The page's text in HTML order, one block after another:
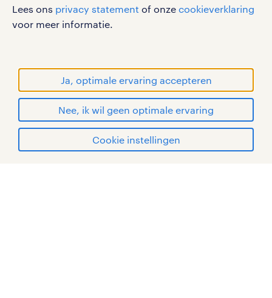
Lees ons privacy statement of onze cookieverklaring
voor meer informatie.
Ja, optimale ervaring accepteren
Nee, ik wil geen optimale ervaring
Cookie instellingen
RANDSTAD, HUMAN FORWARD en SHAPING THE
WORLD OF WORK zijn geregistreerde